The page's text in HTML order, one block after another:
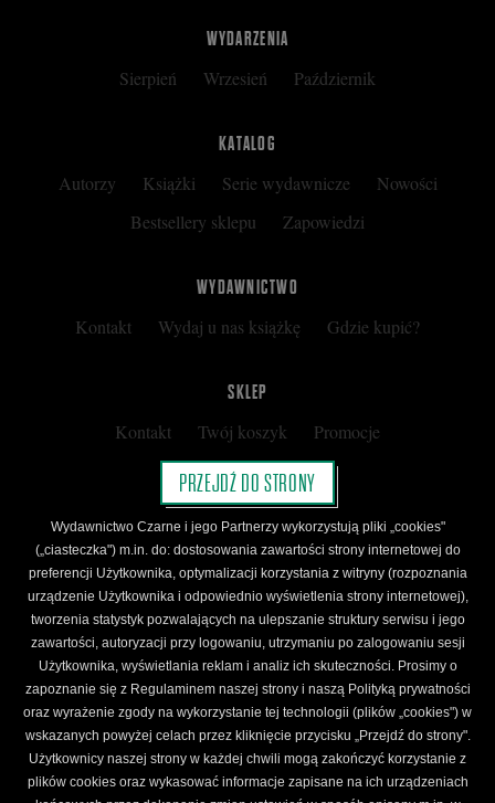
WYDARZENIA
Sierpień Wrzesień Październik
KATALOG
Autorzy Książki Serie wydawnicze
Nowości
Bestsellery sklepu
Zapowiedzi
WYDAWNICTWO
Kontakt Wydaj u nas książkę Gdzie kupić?
SKLEP
Kontakt Twój koszyk
Promocje
Kup kartę podarunkową
Nota prawna
Regulamin
Polityka prywatności
Regulamin Klubu Czarnego
Regulamin Karty Podarunkowej
ŚLEDŹ CZARNE
Facebook YouTube Instagram Newsletter
Wydawnictwo Czarne. Wszelkie prawa zastrzeżone. Projekt:Fajne Chłopaki,logo
wydawnictwa: Kamil Targosz.
PRZEJDŹ DO STRONY
Wydawnictwo Czarne i jego Partnerzy wykorzystują pliki „cookies"
(„ciasteczka") m.in. do: dostosowania zawartości strony internetowej do
preferencji Użytkownika, optymalizacji korzystania z witryny (rozpoznania
urządzenie Użytkownika i odpowiednio wyświetlenia strony internetowej),
tworzenia statystyk pozwalających na ulepszanie struktury serwisu i jego
zawartości, autoryzacji przy logowaniu, utrzymaniu po zalogowaniu sesji
Użytkownika, wyświetlania reklam i analiz ich skuteczności. Prosimy o
zapoznanie się z Regulaminem naszej strony i naszą Polityką prywatności
oraz wyrażenie zgody na wykorzystanie tej technologii (plików „cookies") w
wskazanych powyżej celach przez kliknięcie przycisku „Przejdź do strony".
Użytkownicy naszej strony w każdej chwili mogą zakończyć korzystanie z
plików cookies oraz wykasować informacje zapisane na ich urządzeniach